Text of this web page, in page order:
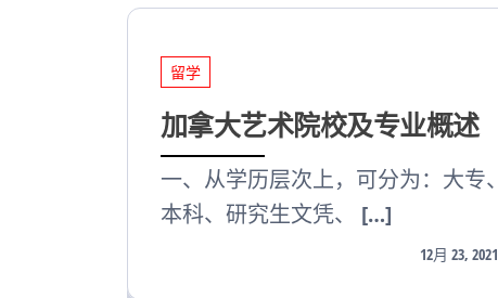
留学
加拿大艺术院校及专业概述
一、从学历层次上，可分为：大专、
本科、研究生文凭、 […]
12月 23, 2021